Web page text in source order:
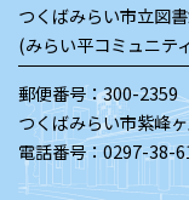
つくばみらい市立図
(みらい平コミュニテ
郵便番号：300-2359
つくばみらい市紫峰
電話番号： 0297-38-